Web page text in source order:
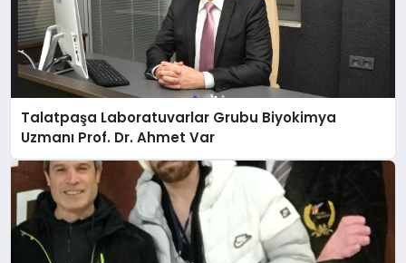
Talatpaşa Laboratuvarlar Grubu Biyokimya
Uzmanı Prof. Dr. Ahmet Var